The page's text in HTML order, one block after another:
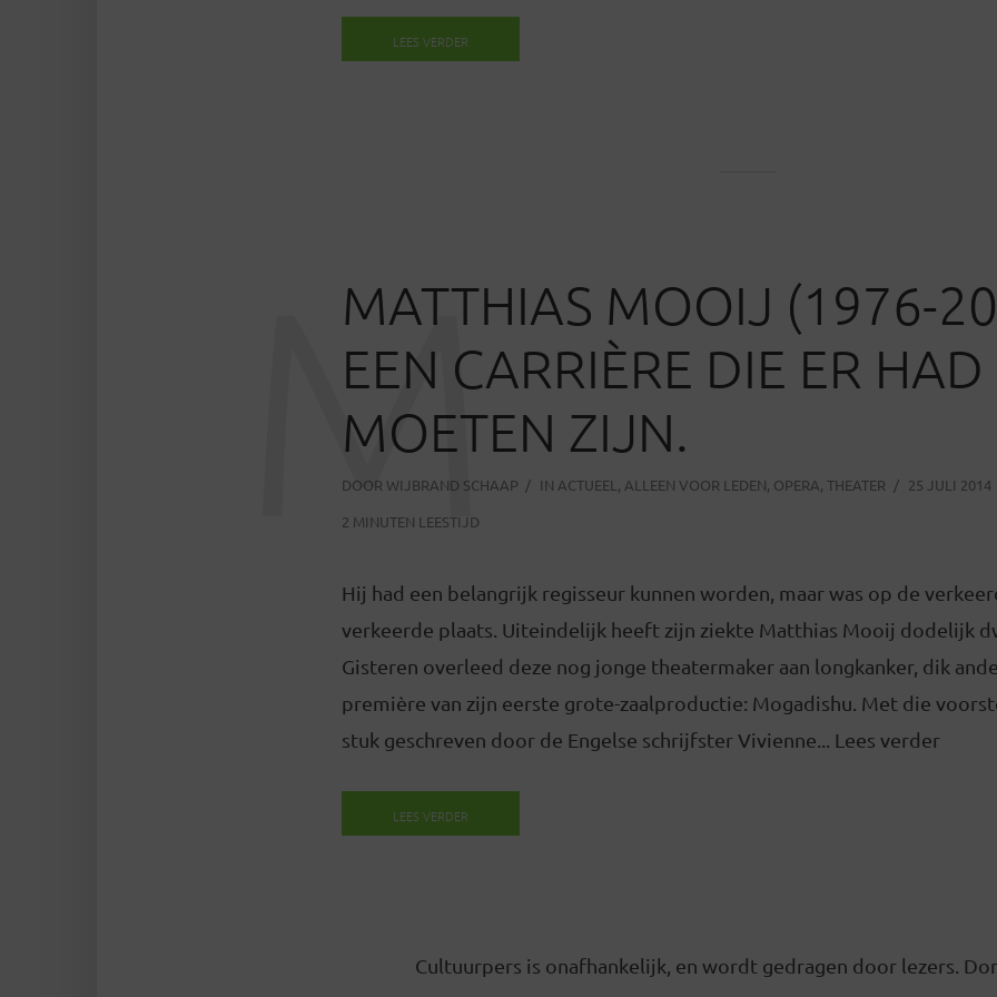
LEES VERDER
MATTHIAS MOOIJ (1976-
EEN CARRIÈRE DIE ER HAD
MOETEN ZIJN.
DOOR WIJBRAND SCHAAP IN ACTUEEL , ALLEEN VOOR LEDEN, OPERA, THEATER
25 JULI 2014
2 MINUTEN LEESTIJD
M
Hij had een belangrijk regisseur kunnen worden, maar was op de
verkeerde plaats. Uiteindelijk heeft zijn ziekte Matthias Mooij dodelijk
Gisteren overleed deze nog jonge theatermaker aan longkanker, dik
première van zijn eerste grote-zaalproductie: Mogadishu. Met die
stuk geschreven door de Engelse schrijfster Vivienne... Lees verder
LEES VERDER
Cultuurpers is onafhankelijk, en wordt gedragen door lezers.